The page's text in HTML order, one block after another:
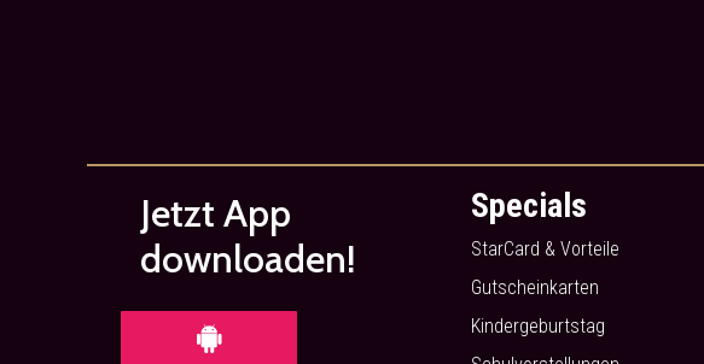
Jetzt App
downloaden!
Specials
StarCard & Vorteile
Gutscheinkarten
Kindergeburtstag